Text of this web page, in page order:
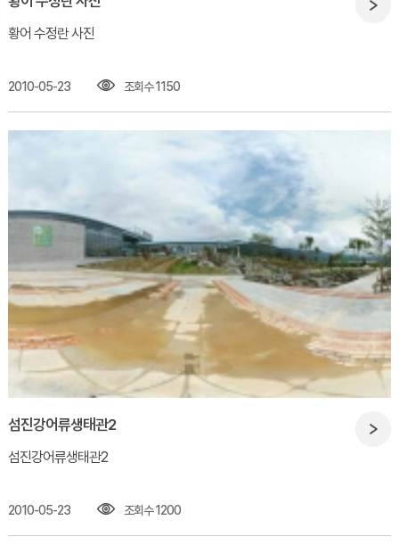
황어 수정란 사진​
2010-05-23 조회수 1150
섬진강어류생태관2
섬진강어류생태관2​
2010-05-23 조회수 1200